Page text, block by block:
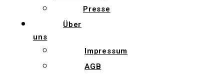
Presse
Über
uns
Impressum
AGB